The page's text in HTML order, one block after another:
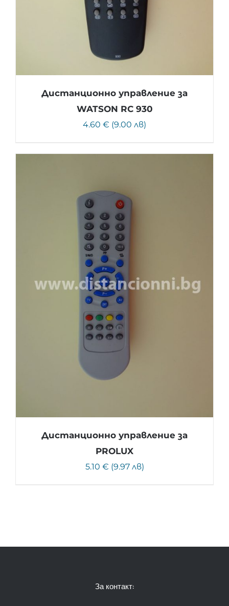
Дистанционно управление за
WATSON RC 930
4.60 € (9.00 лв)
Дистанционно управление за
PROLUX
5.10 € (9.97 лв)
За контакт: